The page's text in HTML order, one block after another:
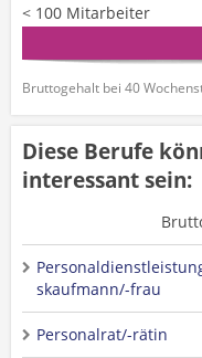
< 100 Mitarbeiter
Bruttogehalt bei 40
Diese Berufe
interessant sein:
skaufmann/-frau
Personalrat/-rätin